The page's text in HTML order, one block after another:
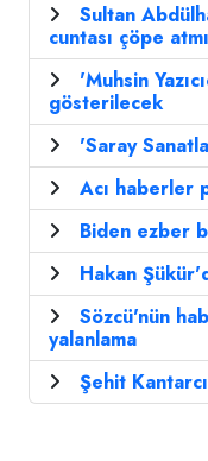
Sultan
cuntası çöpe
'Muhsin
gösterilecek
'Saray
Acı haberler
Biden ezber
Hakan
Sözcü'nün
yalanlama
Şehit